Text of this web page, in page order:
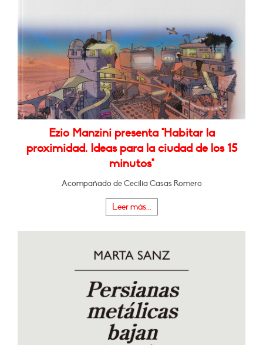
Ezio Manzini presenta "Habitar la
proximidad. Ideas para la ciudad de los 15
minutos"
Acompañado de Cecilia Casas Romero
Leer más...